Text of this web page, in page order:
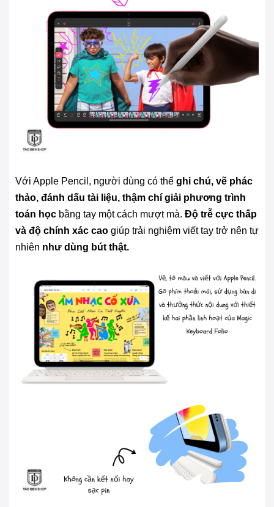
Với Apple Pencil, người dùng có thể ghi chú, vẽ phác
thảo, đánh dấu tài liệu, thậm chí giải phương trình
toán học bằng tay một cách mượt mà. Độ trễ cực thấp
và độ chính xác cao giúp trải nghiệm viết tay trở nên tự
nhiên như dùng bút thật.